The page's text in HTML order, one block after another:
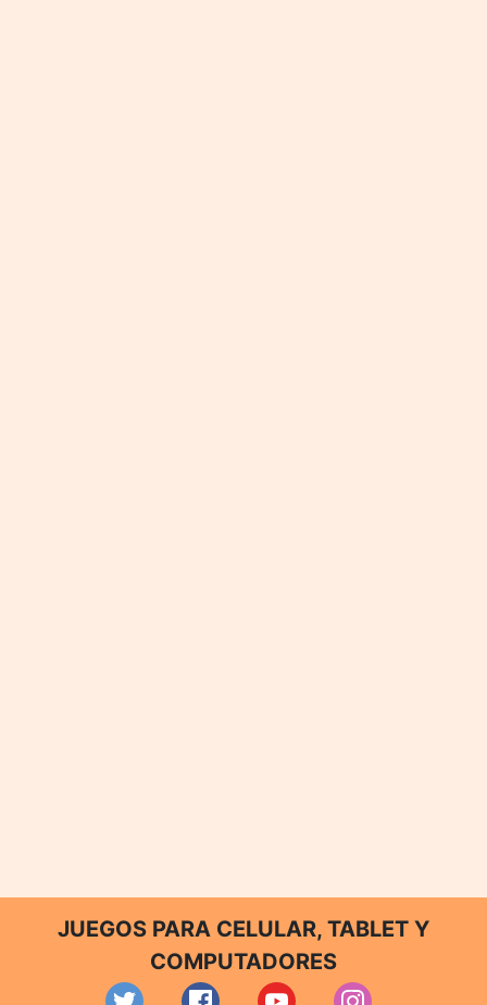
JUEGOS PARA CELULAR, TABLET Y
COMPUTADORES